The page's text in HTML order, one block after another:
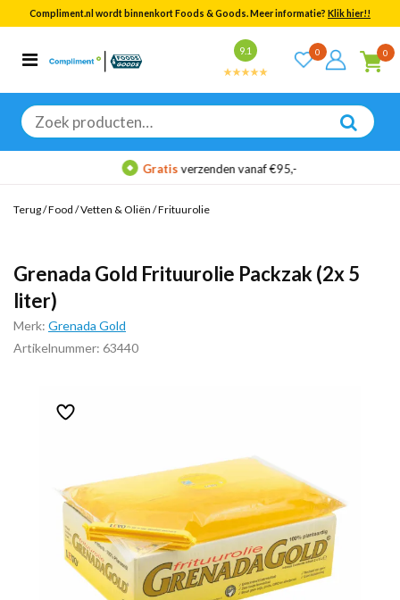
Compliment.nl wordt binnenkort Foods & Goods. Meer informatie? Klik hier!!
9.1 0 0
Zoeken
naar:
Categorieën
Bekijk alle resultaten
Gratisverzenden vanaf €95,-
Terug/Food /Vetten & Oliën /Frituurolie
Grenada Gold Frituurolie Packzak (2x 5
liter)
Merk: Grenada Gold
Artikelnummer: 63440